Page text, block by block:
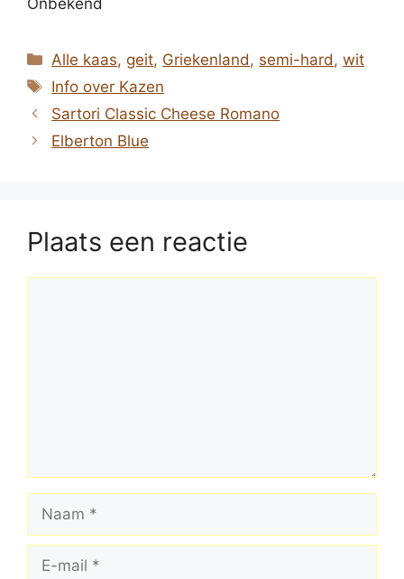
Onbekend
Categorieën
Alle kaas,geit, Griekenland, semi-hard,wit
Tags
Info over Kazen
Sartori Classic Cheese Romano
Elberton Blue
Plaats een reactie
Naam